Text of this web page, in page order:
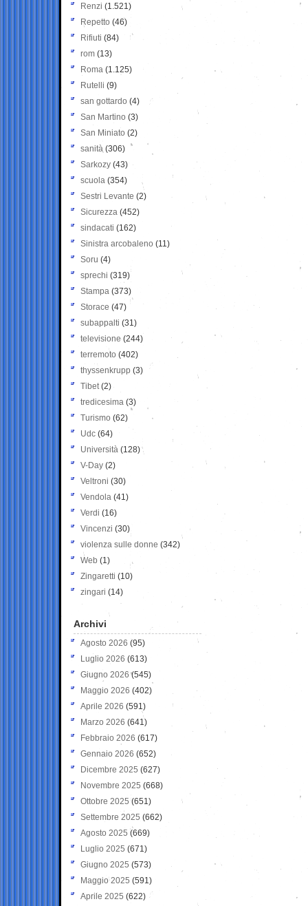
Renzi (1.521)
Repetto (46)
Rifiuti (84)
rom (13)
Roma (1.125)
Rutelli (9)
san gottardo (4)
San Martino (3)
San Miniato (2)
sanità (306)
Sarkozy (43)
scuola (354)
Sestri Levante (2)
Sicurezza (452)
sindacati (162)
Sinistra arcobaleno (11)
Soru (4)
sprechi (319)
Stampa (373)
Storace (47)
subappalti (31)
televisione(244)
terremoto (402)
thyssenkrupp (3)
Tibet(2)
tredicesima (3)
Turismo (62)
Udc (64)
Università (128)
V-Day (2)
Veltroni (30)
Vendola (41)
Verdi (16)
Vincenzi (30)
violenza sulle donne (342)
Web (1)
Zingaretti (10)
zingari (14)
Archivi
Agosto 2026 (95)
Luglio 2026 (613)
Giugno 2026 (545)
Maggio 2026 (402)
Aprile 2026 (591)
Marzo 2026 (641)
Febbraio 2026 (617)
Gennaio 2026 (652)
Dicembre 2025 (627)
Novembre 2025 (668)
Ottobre 2025 (651)
Settembre 2025 (662)
Agosto 2025 (669)
Luglio 2025 (671)
Giugno 2025 (573)
Maggio 2025 (591)
Aprile 2025 (622)